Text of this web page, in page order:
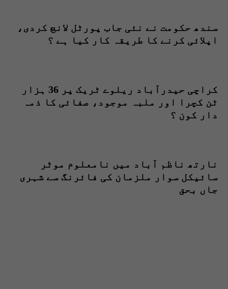
سندھ حکومت نے نئی جاب پورٹل لانچ کردی،
اپلائی کرنے کا طریقہ کار کیا ہے ؟
کراچی حیدرآباد ریلوے ٹریک پر 36 ہزار
ٹن کچرا اور ملبہ موجود، صفائی کا ذمہ
دار کون ؟
نارتھ ناظم آباد میں نامعلوم موٹر
سائیکل سوار ملزمان کی فائرنگ سے شہری
جاں بحق